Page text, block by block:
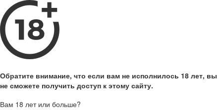
Обратите внимание, что если вам не исполнилось 18 лет, вы
не сможете получить доступ к этому сайту.
Вам 18 лет или больше?